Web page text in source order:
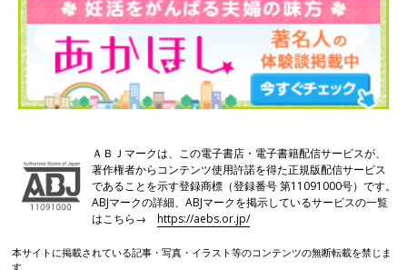
ＡＢＪマークは、この電子書店・電子書籍配信サービスが、
著作権者からコンテンツ使用許諾を得た正規版配信サービス
であることを示す登録商標（登録番号 第11091000号）です。
ABJマークの詳細、ABJマークを掲示しているサービスの一覧
はこちら→https://aebs.or.jp/
本サイトに掲載されている記事・写真・イラスト等のコンテンツの無断転載を禁じま
す。